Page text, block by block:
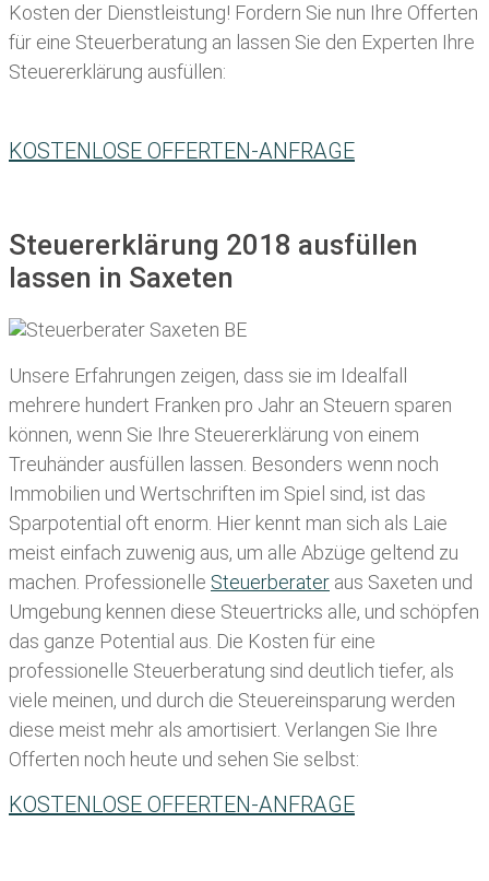
Kosten der Dienstleistung! Fordern Sie nun Ihre Offerten
für eine Steuerberatung an lassen Sie den Experten Ihre
Steuererklärung ausfüllen:
KOSTENLOSE OFFERTEN-ANFRAGE
Steuererklärung 2018 ausfüllen
lassen in Saxeten
Unsere Erfahrungen zeigen, dass sie im Idealfall
mehrere hundert Franken pro Jahr an Steuern sparen
können, wenn Sie Ihre Steuererklärung von einem
Treuhänder ausfüllen lassen . Besonders wenn noch
Immobilien und Wertschriften im Spiel sind, ist das
Sparpotential oft enorm. Hier kennt man sich als Laie
meist einfach zuwenig aus, um alle Abzüge geltend zu
machen. Professionelle Steuerberater aus Saxeten und
Umgebung kennen diese Steuertricks alle, und schöpfen
das ganze Potential aus. Die Kosten für eine
professionelle Steuerberatung sind deutlich tiefer, als
viele meinen, und durch die Steuereinsparung werden
diese meist mehr als amortisiert. Verlangen Sie Ihre
Offerten noch heute und sehen Sie selbst:
KOSTENLOSE OFFERTEN-ANFRAGE